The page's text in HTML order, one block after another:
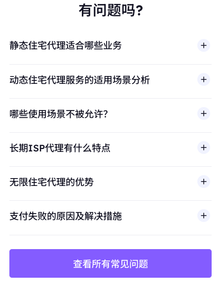
有问题吗?
静态住宅代理适合哪些业务
亚马逊、eBay、Shopify等平台的多账号运营，
保持每个店铺独立的IP身份，防止平台风控检测
长期稳定抓取竞品价格、库存、评论数据
矩阵账号运营
动态住宅代理服务的适用场景分析
哪些使用场景不被允许？
滥用、未经授权访问、绕过安全机制，或违反适用法律
业场景，包括公开网页数据访问、
、价格监
长期ISP代理有什么特点
无限住宅代理的优势
支付失败的原因及解决措施
查看所有常见问题